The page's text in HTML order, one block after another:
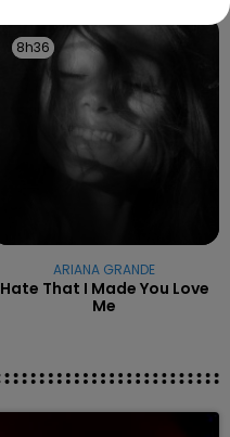
8h36
8h36
ARIANA GRANDE
Hate That I Made You Love
Me